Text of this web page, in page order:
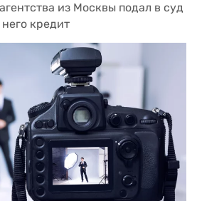
из Москвы подал в суд
кредит